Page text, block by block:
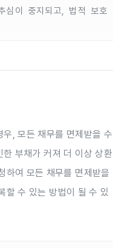
심이 중지되고, 법적 보호
, 모든 채무를 면제받을 수
부채가 커져 더 이상 상환
하여 모든 채무를 면제받을
할 수 있는 방법이 될 수 있